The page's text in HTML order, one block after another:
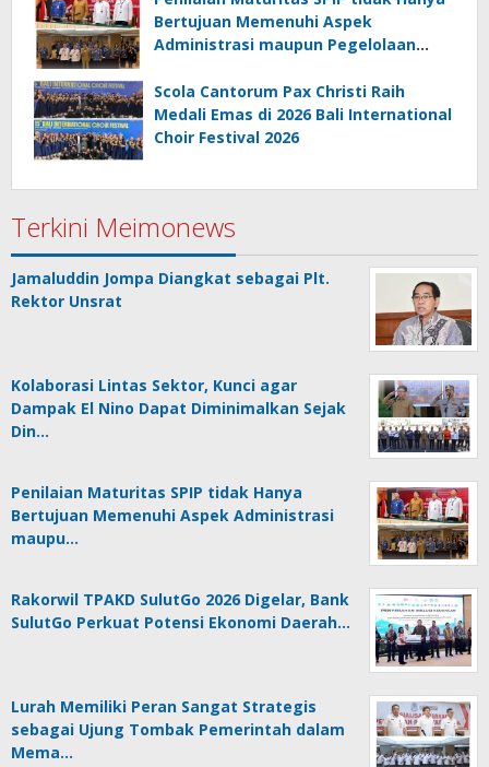
Bertujuan Memenuhi Aspek
Administrasi maupun Pegelolaan
Scola Cantorum Pax Christi Raih
Medali Emas di 2026 Bali International
Choir Festival 2026
Terkini Meimonews
Jamaluddin Jompa Diangkat sebagai Plt.
Rektor Unsrat
Kolaborasi Lintas Sektor, Kunci agar
Dampak El Nino Dapat Diminimalkan Sejak
Din…
Penilaian Maturitas SPIP tidak Hanya
Bertujuan Memenuhi Aspek Administrasi
maupu…
Rakorwil TPAKD SulutGo 2026 Digelar, Bank
SulutGo Perkuat Potensi Ekonomi Daerah…
Lurah Memiliki Peran Sangat Strategis
sebagai Ujung Tombak Pemerintah dalam
Mema…